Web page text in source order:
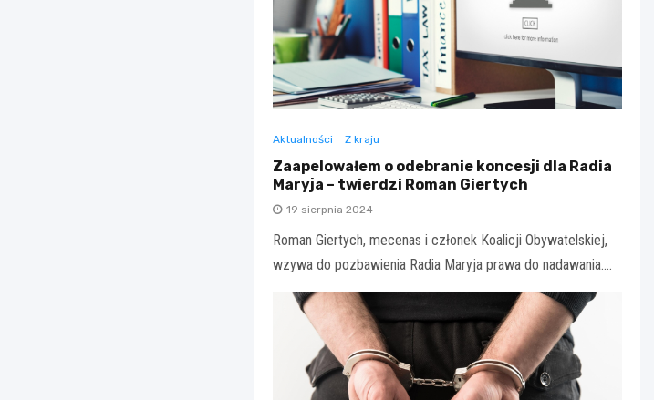
Aktualności Z kraju
Zaapelowałem o odebranie koncesji dla Radia
Maryja – twierdzi Roman Giertych
19 sierpnia 2024
Roman Giertych, mecenas i członek Koalicji Obywatelskiej,
wzywa do pozbawienia Radia Maryja prawa do nadawania.…